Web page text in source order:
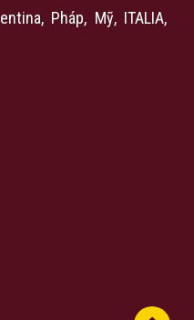
Pháp, Mỹ, ITALIA,